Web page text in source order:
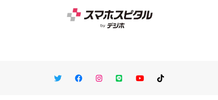
TwitterFacebookInstagram
LINE You TubeTikTok